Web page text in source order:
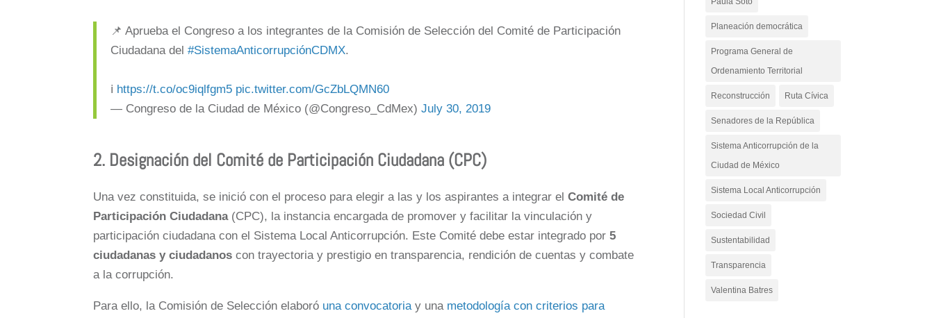
📌 Aprueba el Congreso a los integrantes de la Comisión de Selección del Comité de Participación
Ciudadana del#SistemaAnticorrupciónCDMX.
ℹ️ https://t.co/oc9iqlfgm5 pic.twitter.com/GcZbLQMN60
— Congreso de la Ciudad de México (@Congreso_CdMex)July 30, 2019
2. Designación del Comité de Participación Ciudadana (CPC)
Una vez constituida, se inició con el proceso para elegir a las y los aspirantes a integrar el Comité de
Participación Ciudadana (CPC), la instancia encargada de promover y facilitar la vinculación y
participación ciudadana con el Sistema Local Anticorrupción. Este Comité debe estar integrado por 5
ciudadanas y ciudadanos con trayectoria y prestigio en transparencia, rendición de cuentas y combate
a la corrupción.
Para ello, la Comisión de Selección elaboró una convocatoriay una metodología con criterios para
Planeación democrática
Programa General de
Ordenamiento Territorial
Reconstrucción Ruta Cívica
Senadores de la República
Sistema Anticorrupción de la
Ciudad de México
Sistema Local Anticorrupción
Sociedad Civil
Sustentabilidad
Transparencia
Valentina Batres